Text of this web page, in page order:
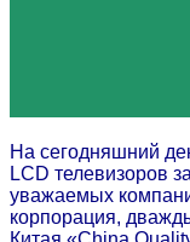
На сегодняшний
LCD телевизоров
уважаемых
корпорация,